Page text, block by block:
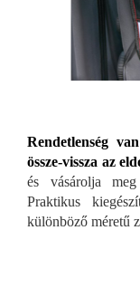
Rendetlenség
össze-vissza az
és vásárolja
Praktikus
különböző méretű